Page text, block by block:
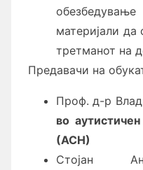
материјали да
третманот на
Предавачи на
Проф. д-р
во
(АСН)
Стојан